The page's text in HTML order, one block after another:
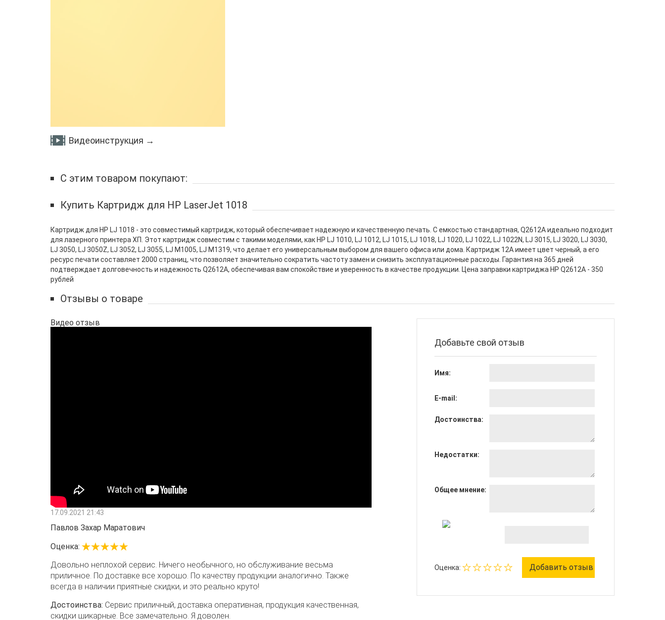
Видеоинструкция →
С этим товаром покупают:
Купить Картридж для HP LaserJet 1018
Картридж для HP LJ 1018 - это совместимый картридж, который обеспечивает надежную и качественную печать. С емкостью стандартная, Q2612A идеально подходит
для лазерного принтера ХП. Этот картридж совместим с такими моделями, как HP LJ 1010, LJ 1012, LJ 1015, LJ 1018, LJ 1020, LJ 1022, LJ 1022N, LJ 3015, LJ 3020, LJ 3030,
LJ 3050, LJ 3050Z, LJ 3052, LJ 3055, LJ M1005, LJ M1319, что делает его универсальным выбором для вашего офиса или дома. Картридж 12A имеет цвет черный, а его
ресурс печати составляет 2000 страниц, что позволяет значительно сократить частоту замен и снизить эксплуатационные расходы. Гарантия на 365 дней
подтверждает долговечность и надежность Q2612A, обеспечивая вам спокойствие и уверенность в качестве продукции. Цена заправки картриджа HP Q2612A - 350
рублей
Отзывы о товаре
Видео отзыв
17.09.2021 21:43
Павлов Захар Маратович
Оценка:
Довольно неплохой сервис. Ничего необычного, но обслуживание весьма
приличное. По доставке все хорошо. По качеству продукции аналогично. Также
всегда в наличии приятные скидки, и это реально круто!
Достоинства: Сервис приличный, доставка оперативная, продукция качественная,
скидки шикарные. Все замечательно. Я доволен.
Добавьте свой отзыв
Имя:
E-mail:
Достоинства:
Недостатки:
Общее мнение:
Оценка: